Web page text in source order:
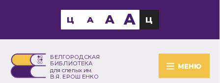
БЕЛГОРОДСКАЯ
БИБЛИОТЕКА
для слепых им.
В.Я. ЕРОШЕНКО
МЕНЮ
Ц A A A Ц